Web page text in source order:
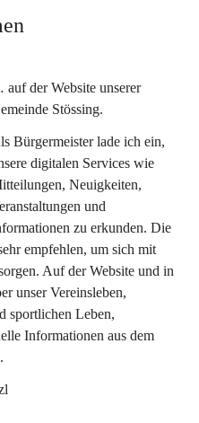
der Website unserer
Stössing.
Bürgermeister lade ich ein,
digitalen Services wie
Neuigkeiten,
und
zu erkunden. Die
empfehlen, um sich mit
Auf der Website und in
unser Vereinsleben,
sportlichen Leben,
Informationen aus dem